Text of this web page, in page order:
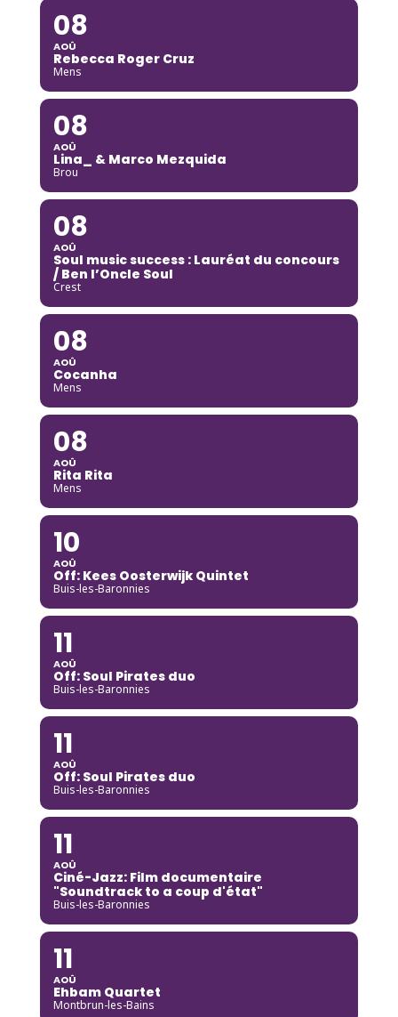
08
AOÛ
Rebecca Roger Cruz
Mens
08
AOÛ
Lina_ & Marco Mezquida
Brou
08
AOÛ
Soul music success : Lauréat du concours
/ Ben l’Oncle Soul
Crest
08
AOÛ
Cocanha
Mens
08
AOÛ
Rita Rita
Mens
10
AOÛ
Off: Kees Oosterwijk Quintet
Buis-les-Baronnies
11
AOÛ
Off: Soul Pirates duo
Buis-les-Baronnies
11
AOÛ
Off: Soul Pirates duo
Buis-les-Baronnies
11
AOÛ
Ciné-Jazz: Film documentaire
"Soundtrack to a coup d'état"
Buis-les-Baronnies
11
AOÛ
Ehbam Quartet
Montbrun-les-Bains